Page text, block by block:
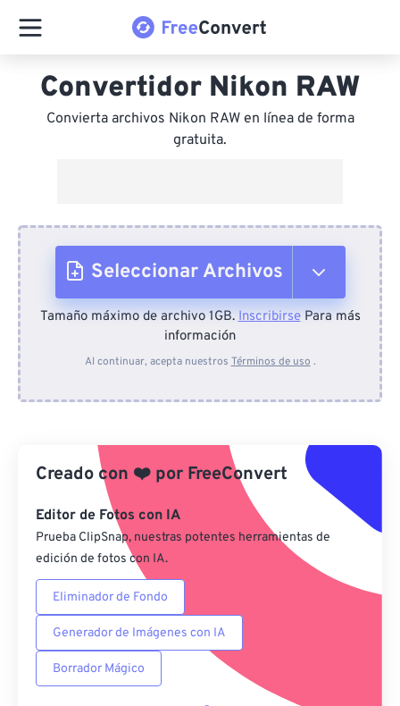
Convertidor Nikon RAW
Convierta archivos Nikon RAW en línea de forma
gratuita.
Seleccionar Archivos
Desde el dispositivo
Desde Google Drive
Desde OneDrive
Desde URL
Tamaño máximo de archivo 1GB.InscribirsePara más
información
Al continuar, acepta nuestros Términos de uso .
Creado con ❤️ por FreeConvert
Editor de Fotos con IA
Prueba ClipSnap, nuestras potentes herramientas de
edición de fotos con IA.
Eliminador de Fondo
Generador de Imágenes con IA
Borrador Mágico